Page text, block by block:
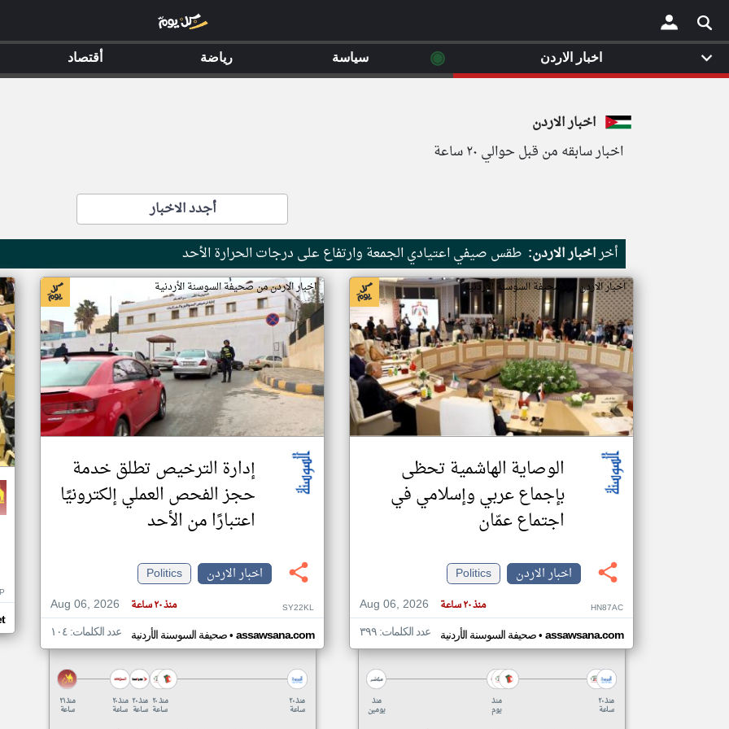
×
اخبار الاردن
اخبار سابقه من قبل حوالي ٢٠ ساعة
أجدد الاخبار
أخراخبار الاردن: طقس صيفي اعتيادي الجمعة وارتفاع على درجات الحرارة الأحد
اخبار الاردن من صحيفة السوسنة الأردنية
الوصاية الهاشمية تحظى
بإجماع عربي وإسلامي في
اجتماع عمّان
اخبار الاردن
Politics
Aug 06, 2026
منذ ٢٠ ساعة HN87AC
صحيفة السوسنة الأردنية• assawsana.com عدد الكلمات: ٣٩٩
منذ
يومين
منذ
يوم
منذ ٢٠
ساعة
اخبار الاردن من صحيفة السوسنة الأردنية
إدارة الترخيص تطلق خدمة
حجز الفحص العملي إلكترونيًا
اعتبارًا من الأحد
اخبار الاردن
Politics
Aug 06, 2026
منذ ٢٠ ساعة SY22KL
صحيفة السوسنة الأردنية• assawsana.com عدد الكلمات: ١٠٤
منذ ٢١
ساعة
منذ ٢٠
ساعة
منذ ٢٠
ساعة
منذ ٢٠
ساعة
منذ ٢٠
ساعة
اخبار الاردن ◉ سياسة رياضة أقتصاد